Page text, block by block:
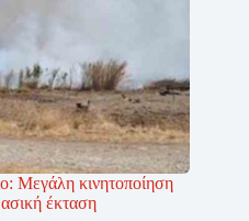
Μεγάλη κινητοποίηση
έκταση